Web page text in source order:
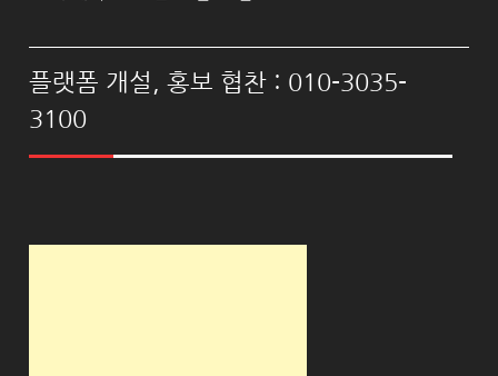
플랫폼 개설, 홍보 협찬 : 010-3035-
3100